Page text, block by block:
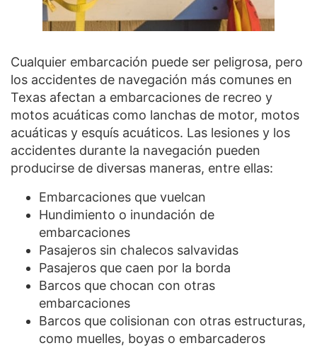
Cualquier embarcación puede ser peligrosa, pero
los accidentes de navegación más comunes en
Texas afectan a embarcaciones de recreo y
motos acuáticas como lanchas de motor, motos
acuáticas y esquís acuáticos. Las lesiones y los
accidentes durante la navegación pueden
producirse de diversas maneras, entre ellas:
Embarcaciones que vuelcan
Hundimiento o inundación de
embarcaciones
Pasajeros sin chalecos salvavidas
Pasajeros que caen por la borda
Barcos que chocan con otras
embarcaciones
Barcos que colisionan con otras estructuras,
como muelles, boyas o embarcaderos